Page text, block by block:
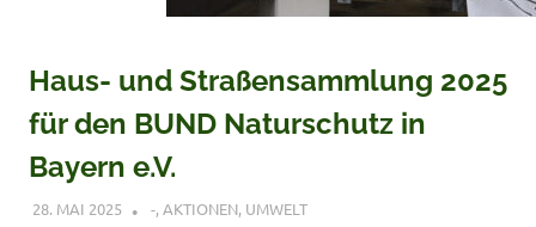
Haus- und Straßensammlung 2025
für den BUND Naturschutz in
Bayern e.V.
28. MAI 2025 VERONIQUE RUDLOF
-,AKTIONEN, UMWELT